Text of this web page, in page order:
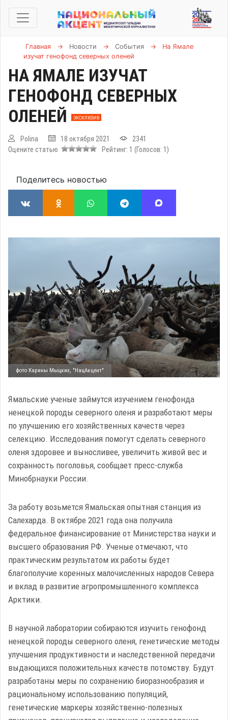
Главная → Новости → События →
На Ямале
изучат генофонд северных оленей
НА ЯМАЛЕ ИЗУЧАТ
ГЕНОФОНД СЕВЕРНЫХ
ОЛЕНЕЙ
ЭКСКЛЮЗИВ
Polina 18 октября 2021
2341
Оцените статью
Рейтинг: 1 (Голосов: 1 )
Поделитесь новостью
фото Карины Мыцких, "НацАкцент"
Ямальские ученые займутся изучением генофонда
ненецкой породы северного оленя и разработают меры
по улучшению его хозяйственных качеств через
селекцию. Исследования помогут сделать северного
оленя здоровее и выносливее, увеличить живой вес и
сохранность поголовья, сообщает пресс-служба
Минобрнауки России.
За работу возьмется Ямальская опытная станция из
Салехарда. В октябре 2021 года она получила
федеральное финансирование от Министерства науки и
высшего образования РФ. Ученые отмечают, что
практическим результатом их работы будет
благополучие коренных малочисленных народов Севера
и вклад в развитие агропромышленного комплекса
Арктики.
В научной лаборатории собираются изучить генофонд
ненецкой породы северного оленя, генетические методы
улучшения продуктивности и наследственной передачи
выдающихся положительных качеств потомству. Будут
разработаны меры по сохранению биоразнообразия и
рациональному использованию популяций,
генетические маркеры хозяйственно-полезных